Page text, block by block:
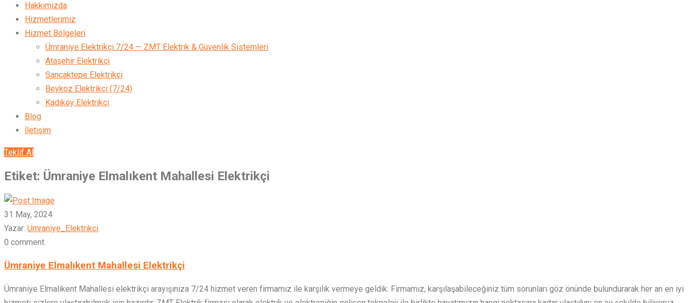
Hakkımızda
Hizmetlerimiz
Hizmet Bölgeleri
Ümraniye Elektrikçi 7/24 — ZMT Elektrik & Güvenlik Sistemleri
Ataşehir Elektrikçi
Sancaktepe Elektrikçi
Beykoz Elektrikçi (7/24)
Kadıköy Elektrikçi
Blog
İletişim
Teklif Al
Etiket: Ümraniye Elmalıkent Mahallesi Elektrikçi
31 May, 2024
Yazar: Umraniye_Elektrikci
0 comment
Ümraniye Elmalıkent Mahallesi Elektrikçi
Ümraniye Elmalıkent Mahallesi elektrikçi arayışınıza 7/24 hizmet veren firmamız ile karşılık vermeye geldik. Firmamız, karşılaşabileceğiniz tüm sorunları göz önünde bulundurarak her an en iyi